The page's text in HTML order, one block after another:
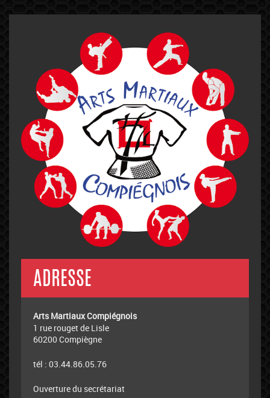
ADRESSE
Arts Martiaux Compiégnois
1 rue rouget de Lisle
60200 Compiègne
tél : 03.44.86.05.76
Ouverture du secrétariat